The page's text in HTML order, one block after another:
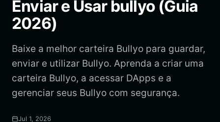
Español
Português (Brasil)
Enviar e Usar bullyo (Guia
2026)
Baixe a melhor carteira Bullyo para guardar,
enviar e utilizar Bullyo. Aprenda a criar uma
carteira Bullyo, a acessar DApps e a
gerenciar seus Bullyo com segurança.
Jul 1, 2026